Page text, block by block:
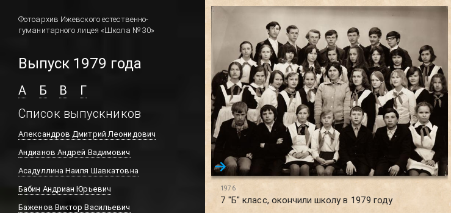
Фотоархив Ижевского естественно-
гуманитарного лицея «Школа № 30»
Выпуск 1979 года
А Б В
Г
Список выпускников
Александров Дмитрий Леонидович
Андианов Андрей Вадимович
Асадуллина Наиля Шавкатовна
Бабин Андриан Юрьевич
Баженов Виктор Васильевич
1976
7 "Б" класс, окончили школу в 1979 году